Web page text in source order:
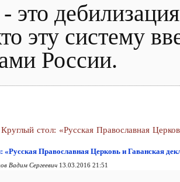
это
эту систему
России.
Круглый стол: «Русская Православная
«Русская Православная Церковь и Гаванская
Вадим Сергеевич 13.03.2016 21:51